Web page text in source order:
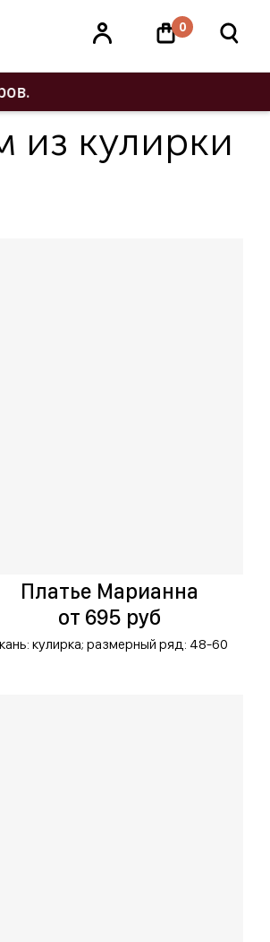
0
из кулирки
Платье Марианна
от 695 руб
кулирка; размерный ряд: 48-60